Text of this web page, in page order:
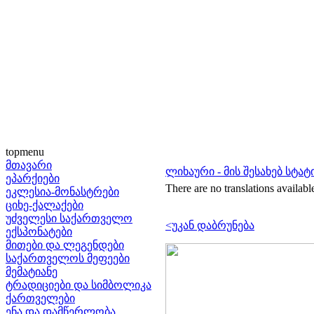
topmenu
მთავარი
ეპარქიები
ეკლესია-მონასტრები
ციხე-ქალაქები
უძველესი საქართველო
ექსპონატები
მითები და ლეგენდები
საქართველოს მეფეები
მემატიანე
ტრადიციები და სიმბოლიკა
ქართველები
ენა და დამწერლობა
ლიხაური - მის შესახებ
There are no translations
<უკან დაბრუნება